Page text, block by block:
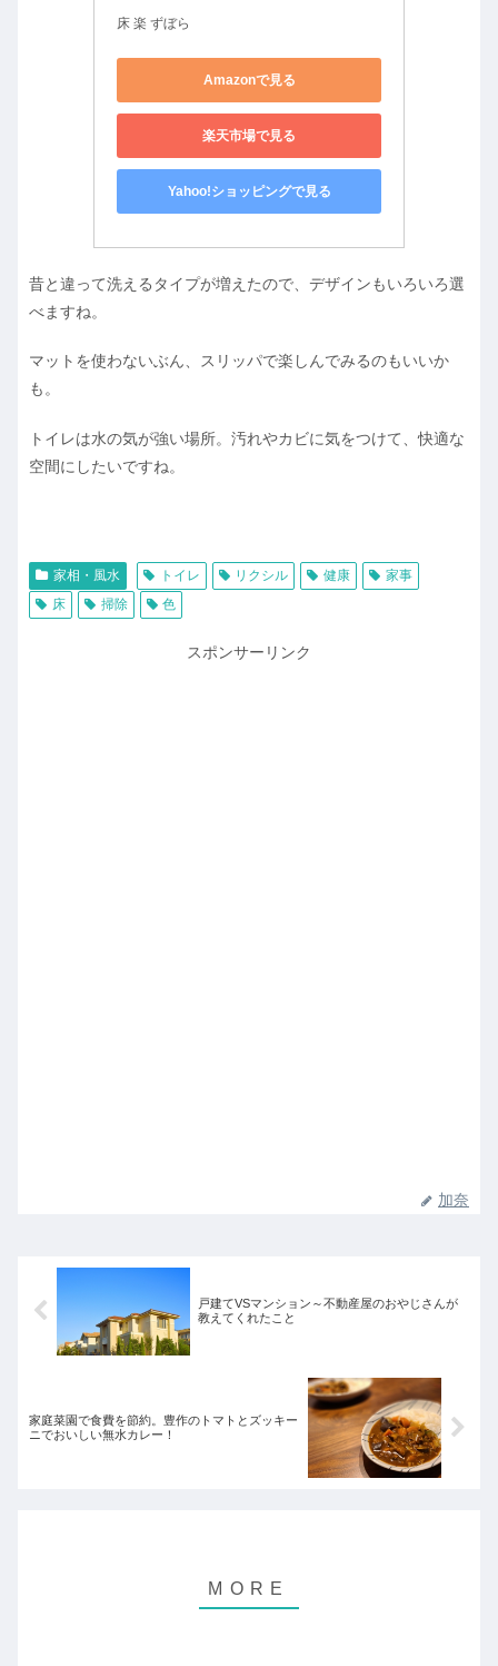
床 楽 ずぼら
Amazonで見る
楽天市場で見る
Yahoo!ショッピングで見る
昔と違って洗えるタイプが増えたので、デザインもいろいろ選
べますね。
マットを使わないぶん、スリッパで楽しんでみるのもいいか
も。
トイレは水の気が強い場所。汚れやカビに気をつけて、快適な
空間にしたいですね。
家相・風水 トイレ リクシル 健康
家事
床
掃除 色
スポンサーリンク
加奈
戸建てVSマンション～不動産屋のおやじさんが
教えてくれたこと
家庭菜園で食費を節約。豊作のトマトとズッキー
ニでおいしい無水カレー！